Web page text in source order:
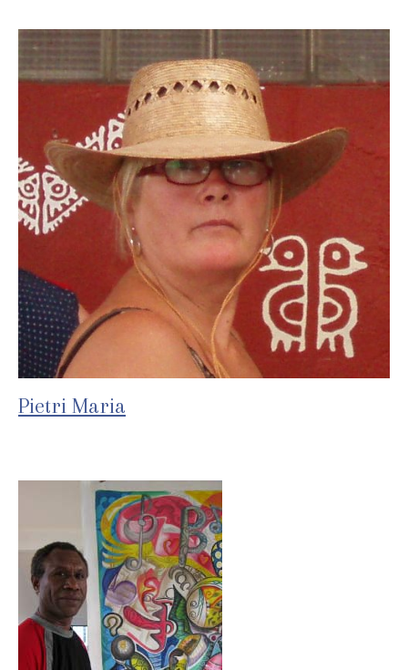
Pietri Maria